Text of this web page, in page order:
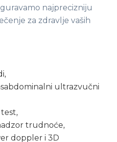
najprecizniju
za zdravlje vaših
ultrazvučni
trudnoće,
doppler i 3D